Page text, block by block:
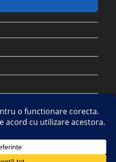
DIstribution Group